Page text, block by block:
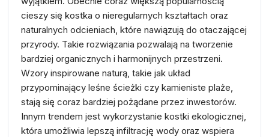
cieszy się kostka o nieregularnych kształtach oraz
naturalnych odcieniach, które nawiązują do otaczającej
przyrody. Takie rozwiązania pozwalają na tworzenie
bardziej organicznych i harmonijnych przestrzeni.
Wzory inspirowane naturą, takie jak układ
przypominający leśne ścieżki czy kamieniste plaże,
stają się coraz bardziej pożądane przez inwestorów.
Innym trendem jest wykorzystanie kostki ekologicznej,
która umożliwia lepszą infiltrację wody oraz wspiera